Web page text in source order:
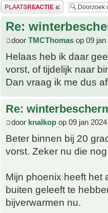
Plaats een reactie
Re:
door TMCThomas op 09 jan
Helaas heb ik daar
vorst, of tijdelijk naar
Dan vraag ik me dus
Re:
door knalkop op 09 jan
Beter binnen bij 20
vorst. Zeker nu die
Mijn phoenix heeft het
buiten geleeft te
bijverwarmen nu.